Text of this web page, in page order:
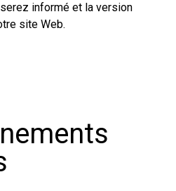
informé et la version
site Web.